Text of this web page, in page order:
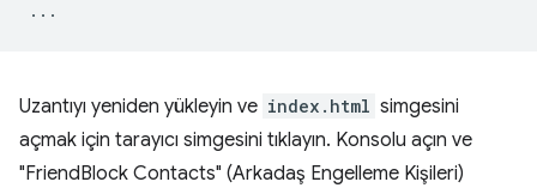
Uzantıyı yeniden yükleyin ve index.html simgesini
açmak için tarayıcı simgesini tıklayın. Konsolu açın ve
"FriendBlock Contacts" (Arkadaş Engelleme Kişileri)